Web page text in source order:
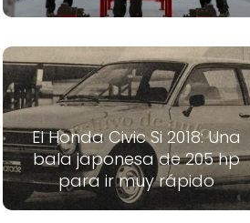
El Honda Civic Si 2018: Una
bala japonesa de 205 hp
para ir muy rápido